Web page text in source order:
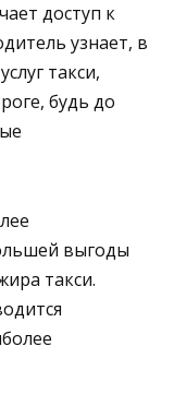
доступ к
узнает, в
такси,
будь до
выгоды
такси.